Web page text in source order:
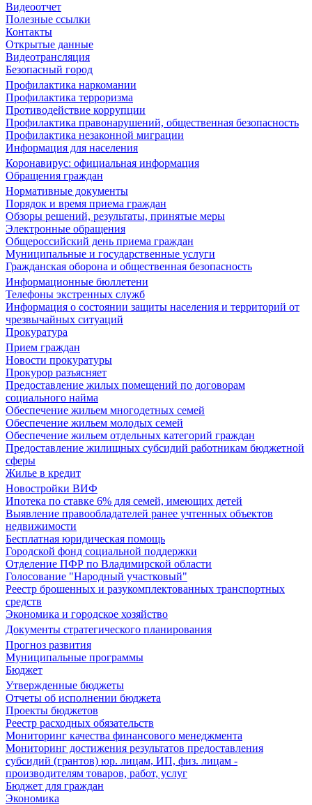
Видеоотчет
Полезные ссылки
Контакты
Открытые данные
Видеотрансляция
Безопасный город
Профилактика наркомании
Профилактика терроризма
Противодействие коррупции
Профилактика правонарушений, общественная безопасность
Профилактика незаконной миграции
Информация для населения
Коронавирус: официальная информация
Обращения граждан
Нормативные документы
Порядок и время приема граждан
Обзоры решений, результаты, принятые меры
Электронные обращения
Общероссийский день приема граждан
Муниципальные и государственные услуги
Гражданская оборона и общественная безопасность
Информационные бюллетени
Телефоны экстренных служб
Информация о состоянии защиты населения и территорий от
чрезвычайных ситуаций
Прокуратура
Прием граждан
Новости прокуратуры
Прокурор разъясняет
Предоставление жилых помещений по договорам
социального найма
Обеспечение жильем многодетных семей
Обеспечение жильем молодых семей
Обеспечение жильем отдельных категорий граждан
Предоставление жилищных субсидий работникам бюджетной
сферы
Жилье в кредит
Новостройки ВИФ
Ипотека по ставке 6% для семей, имеющих детей
Выявление правообладателей ранее учтенных объектов
недвижимости
Бесплатная юридическая помощь
Городской фонд социальной поддержки
Отделение ПФР по Владимирской области
Голосование "Народный участковый"
Реестр брошенных и разукомплектованных транспортных
средств
Экономика и городское хозяйство
Документы стратегического планирования
Прогноз развития
Муниципальные программы
Бюджет
Утвержденные бюджеты
Отчеты об исполнении бюджета
Проекты бюджетов
Реестр расходных обязательств
Мониторинг качества финансового менеджмента
Мониторинг достижения результатов предоставления
субсидий (грантов) юр. лицам, ИП, физ. лицам -
производителям товаров, работ, услуг
Бюджет для граждан
Экономика